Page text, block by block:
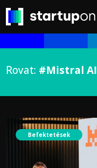
Rovat: #Mistral AI
Befektetések